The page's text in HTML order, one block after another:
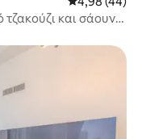
τζακούζι και σάουνα